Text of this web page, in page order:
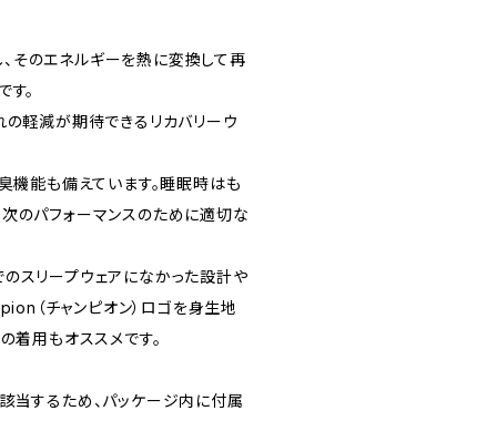
そのエネルギーを熱に変換して再
。
の軽減が期待できるリカバリーウ
機能も備えています。睡眠時はも
のパフォーマンスのために適切な
スリープウェアになかった設計や
（チャンピオン）ロゴを身生地
着用もオススメです。
当するため、パッケージ内に付属